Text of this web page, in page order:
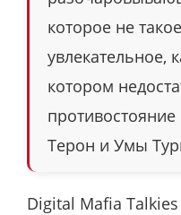
которое не
увлекательное,
котором
Терон и Умы
Digital Mafia Talkies